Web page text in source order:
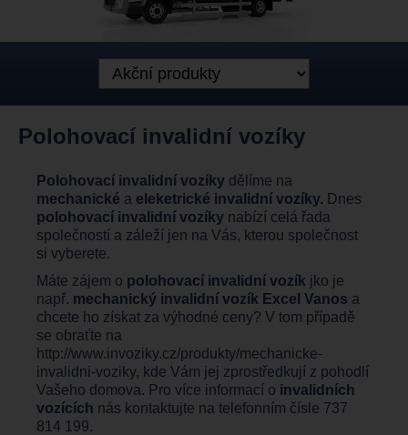
Polohovací invalidní vozíky
Polohovací invalidní vozíky dělíme na
mechanické a eleketrické invalidní vozíky. Dnes
polohovací invalidní vozíky nabízí celá řada
společností a záleží jen na Vás, kterou společnost
si vyberete.
Máte zájem o polohovací invalidní vozík jko je
např. mechanický invalidní vozík Excel Vanos a
chcete ho získat za výhodné ceny? V tom případě
se obraťte na
http://www.invoziky.cz/produkty/mechanicke-
invalidni-voziky, kde Vám jej zprostředkují z pohodlí
Vašeho domova. Pro více informací o invalidních
vozících nás kontaktujte na telefonním čísle 737
814 199.